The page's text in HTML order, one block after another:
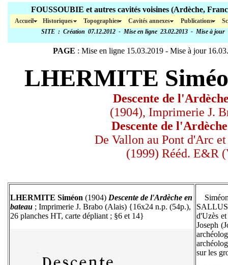
FOUSSOUBIE et autres cavités voisines
Accueil Historiques Topographies Cavités annexes Publications
SITE : Création 07.12.2012 - Mise en ligne 23.02.2013 - Mise à jour
PAGE : Mise en ligne 15.03.2019 - Mise à jour
LHERMITE
Descente de
(1904), Imprimerie J.
Descente de
De Vallon au Pont d'Arc
(1999) Rééd. E&R
LHERMITE Siméon (1904) Descente de l'Ardèche en
bateau ; Imprimerie J. Brabo (Alais) {16x24 n.p. (54p.),
26 planches HT, carte dépliant ; §6 et 14}
d'Uzès
Joseph
sur les